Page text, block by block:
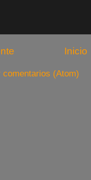
Inicio
comentarios (Atom)